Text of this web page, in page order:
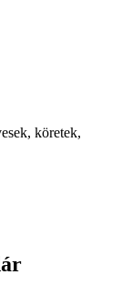
köretek,